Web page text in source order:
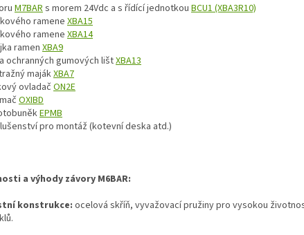
M7BAR s morem 24Vdc a s řídící jednotkou BCU1 (XBA3R10)
ramene XBA15
ramene XBA14
ramenXBA9
ochranných gumových lištXBA13
majákXBA7
ovladač ON2E
OXIBD
EPMB
pro montáž (kotevní deska atd.)
a výhody závory M6BAR:
konstrukce:ocelová skříň, vyvažovací pružiny pro vysokou